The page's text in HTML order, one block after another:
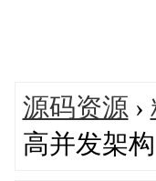
源码资源 ›
高并发架